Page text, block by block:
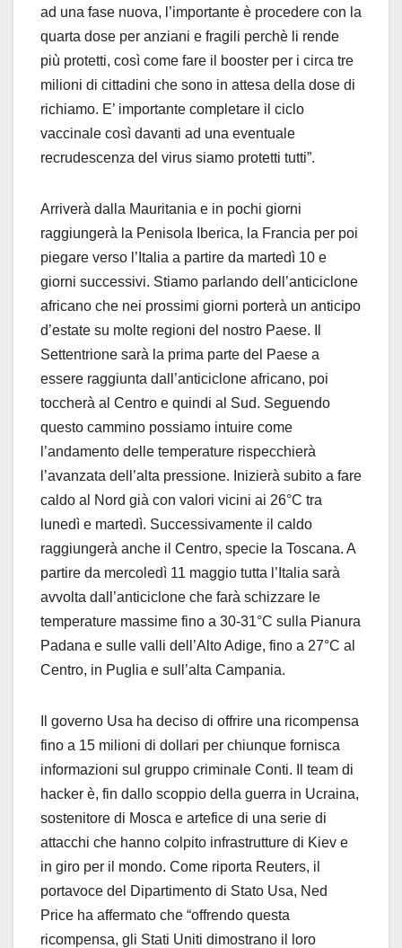
ad una fase nuova, l’importante è procedere con la
quarta dose per anziani e fragili perchè li rende
più protetti, così come fare il booster per i circa tre
milioni di cittadini che sono in attesa della dose di
richiamo. E’ importante completare il ciclo
vaccinale così davanti ad una eventuale
recrudescenza del virus siamo protetti tutti”.
Arriverà dalla Mauritania e in pochi giorni
raggiungerà la Penisola Iberica, la Francia per poi
piegare verso l’Italia a partire da martedì 10 e
giorni successivi. Stiamo parlando dell’anticiclone
africano che nei prossimi giorni porterà un anticipo
d’estate su molte regioni del nostro Paese. Il
Settentrione sarà la prima parte del Paese a
essere raggiunta dall’anticiclone africano, poi
toccherà al Centro e quindi al Sud. Seguendo
questo cammino possiamo intuire come
l’andamento delle temperature rispecchierà
l’avanzata dell’alta pressione. Inizierà subito a fare
caldo al Nord già con valori vicini ai 26°C tra
lunedì e martedì. Successivamente il caldo
raggiungerà anche il Centro, specie la Toscana. A
partire da mercoledì 11 maggio tutta l’Italia sarà
avvolta dall’anticiclone che farà schizzare le
temperature massime fino a 30-31°C sulla Pianura
Padana e sulle valli dell’Alto Adige, fino a 27°C al
Centro, in Puglia e sull’alta Campania.
Il governo Usa ha deciso di offrire una ricompensa
fino a 15 milioni di dollari per chiunque fornisca
informazioni sul gruppo criminale Conti. Il team di
hacker è, fin dallo scoppio della guerra in Ucraina,
sostenitore di Mosca e artefice di una serie di
attacchi che hanno colpito infrastrutture di Kiev e
in giro per il mondo. Come riporta Reuters, il
portavoce del Dipartimento di Stato Usa, Ned
Price ha affermato che “offrendo questa
ricompensa, gli Stati Uniti dimostrano il loro